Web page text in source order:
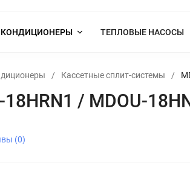
КОНДИЦИОНЕРЫ ТЕПЛОВЫЕ НАСОСЫ
/ Кассетные сплит-системы /
18HRN1 / MDOU-
(0)